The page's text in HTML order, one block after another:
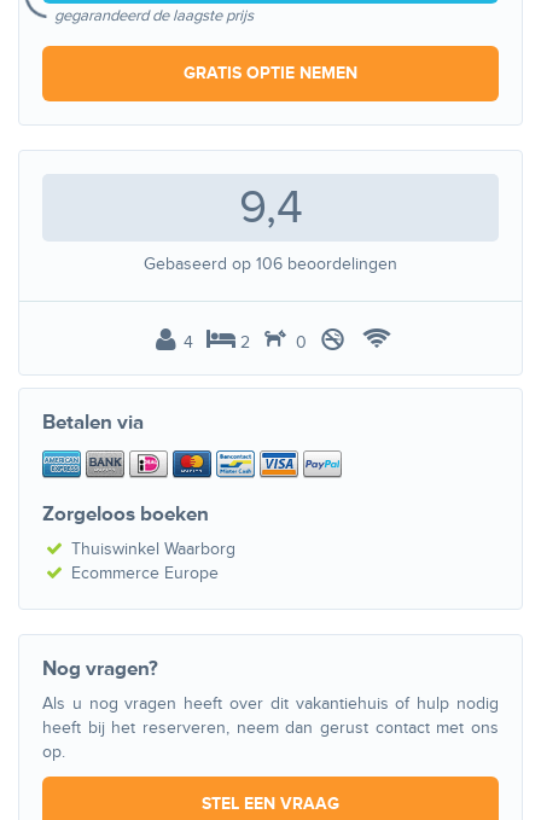
gegarandeerd de laagste prijs
GRATIS OPTIE NEMEN
9,4
Gebaseerd op 106 beoordelingen
4 2 0
Betalen via
Zorgeloos boeken
Thuiswinkel Waarborg
Ecommerce Europe
Nog vragen?
Als u nog vragen heeft over dit vakantiehuis of hulp nodig
heeft bij het reserveren, neem dan gerust contact met ons
op.
STEL EEN VRAAG